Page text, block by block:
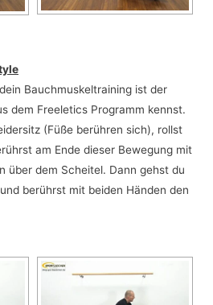
Bauchmuskeltraining ist der
dem Freeletics Programm kennst.
(Füße berühren sich), rollst
am Ende dieser Bewegung mit
über dem Scheitel. Dann gehst du
berührst mit beiden Händen den